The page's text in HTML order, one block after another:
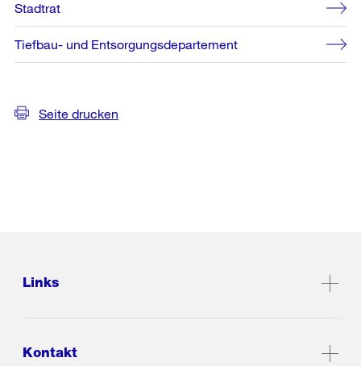
Stadtrat
Tiefbau- und Entsorgungsdepartement
Seite drucken
Links
Kontakt